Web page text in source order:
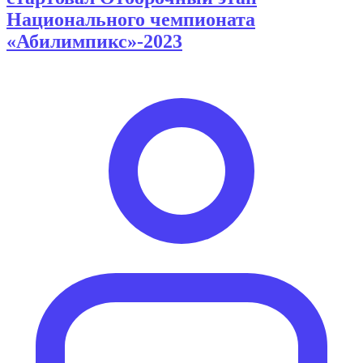
Национального чемпионата
«Абилимпикс»-2023